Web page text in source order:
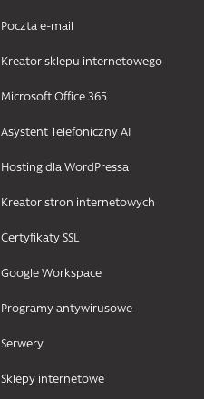
Poczta e-mail
Kreator sklepu internetowego
Microsoft Office 365
Asystent Telefoniczny AI
Hosting dla WordPressa
Kreator stron internetowych
Certyfikaty SSL
Google Workspace
Programy antywirusowe
Serwery
Sklepy internetowe